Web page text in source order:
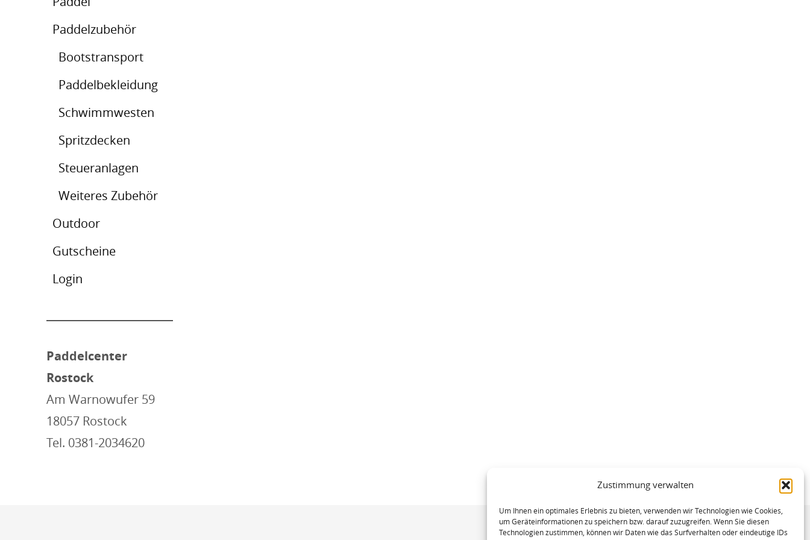
Zustimmung verwalten
Um Ihnen ein optimales Erlebnis zu bieten, verwenden wir Technologien wie Cookies,
um Geräteinformationen zu speichern bzw. darauf zuzugreifen. Wenn Sie diesen
Technologien zustimmen, können wir Daten wie das Surfverhalten oder eindeutige IDs
Paddelzubehör
Bootstransport
Paddelbekleidung
Schwimmwesten
Spritzdecken
Steueranlagen
Weiteres Zubehör
Outdoor
Gutscheine
Login
Paddelcenter
Rostock
Am Warnowufer 59
18057 Rostock
Tel. 0381-2034620